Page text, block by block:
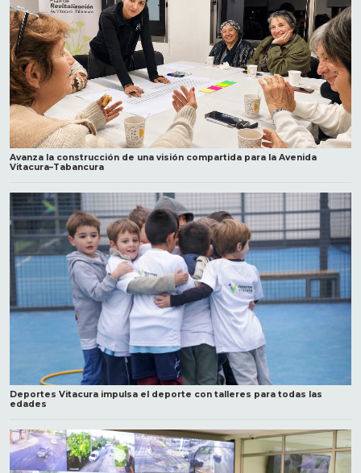
Avanza la construcción de una visión compartida para la Avenida
Vitacura–Tabancura
Deportes Vitacura impulsa el deporte con talleres para todas las
edades